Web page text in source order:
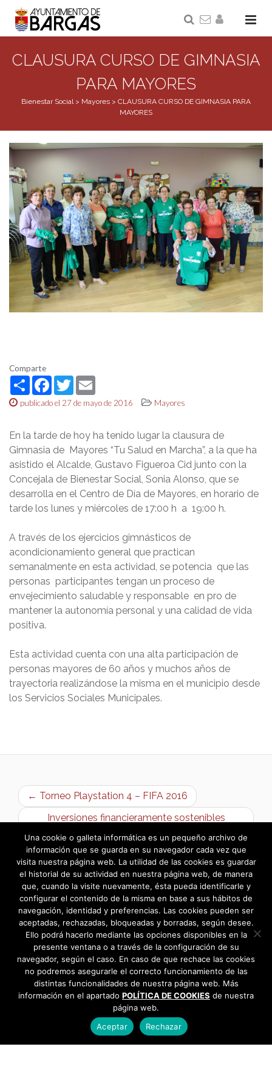
CLAUSURA CURSO DE GIMNASIA
PARA MAYORES
Bienestar Social> Mayores > CLAUSURA CURSO DE GIMNASIA PARA
MAYORES
Comparte
ShareFacebook
Twitter
publicado el 27 de mayo de 2016 Mayores
En la tarde de hoy ha tenido lugar la clausura de
Gimnasia de Mayores “Tu Salud en Marcha”, a la que ha
asistido el Alcalde, Gustavo Figueroa Cid junto con la
Concejala de Bienestar Social, Sonia Alonso, que se
desarrolla en el Centro de Día de Mayores, en horario de
tarde los lunes y miércoles de 17:00 h a 19:00 h.
A través de los ejercicios gimnásticos de
acondicionamiento general que practican
semanalmente en esta actividad, se potencia que las
personas participantes tengan un proceso de
envejecimiento saludable y responsable en pro de
mantener la autonomía personal y una calidad de vida
positiva.
Esta actividad cuenta con una alta participación de
personas mayores de 60 años y muchos años de
trayectoria realizándose la misma en el municipio desde
los Servicios Sociales Municipales.
← Torneo Playstation 4 – FIFA 2016
Inversiones financieramente sostenibles
ejecutadas en el año 2015 →
Una cookie o galleta informática es un pequeño archivo de
información que se guarda en su navegador cada vez que
visita nuestra página web. La utilidad de las cookies es guardar
el historial de su actividad en nuestra página web, de manera
que, cuando la visite nuevamente, ésta pueda identificarle y
configurar el contenido de la misma en base a sus hábitos de
navegación, identidad y preferencias. Las cookies pueden ser
aceptadas, rechazadas, bloqueadas y borradas, según desee.
Ello podrá hacerlo mediante las opciones disponibles en la
presente ventana o a través de la configuración de su
navegador, según el caso. En caso de que rechace las cookies
no podremos asegurarle el correcto funcionamiento de las
distintas funcionalidades de nuestra página web. Más
información en el apartado POLÍTICA DE COOKIES de nuestra
página web.
Aceptar
Rechazar